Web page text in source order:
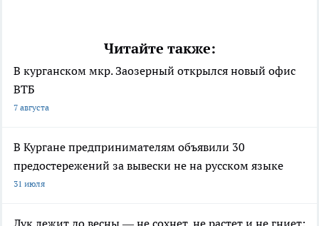
Читайте также:
В курганском мкр. Заозерный открылся новый офис
ВТБ
7 августа
В Кургане предпринимателям объявили 30
предостережений за вывески не на русском языке
31 июля